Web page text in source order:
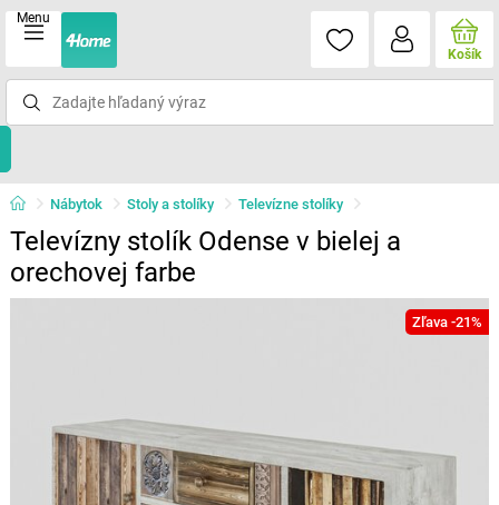
Menu
Košík
Nábytok Stoly a stolíky Televízne stolíky
Televízny stolík Odense v bielej a
orechovej farbe
Zľava -21%